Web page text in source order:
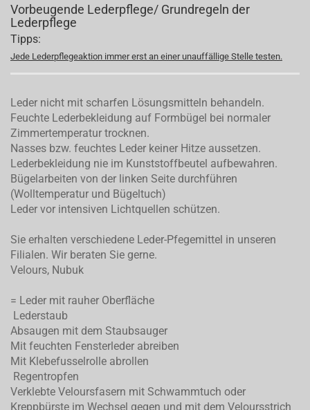
Vorbeugende Lederpflege/ Grundregeln der
Lederpflege
Tipps:
Jede Lederpflegeaktion immer erst an einer unauffällige Stelle testen.
Leder nicht mit scharfen Lösungsmitteln behandeln.
Feuchte Lederbekleidung auf Formbügel bei normaler
Zimmertemperatur trocknen.
Nasses bzw. feuchtes Leder keiner Hitze aussetzen.
Lederbekleidung nie im Kunststoffbeutel aufbewahren.
Bügelarbeiten von der linken Seite durchführen
(Wolltemperatur und Bügeltuch)
Leder vor intensiven Lichtquellen schützen.
Sie erhalten verschiedene Leder-Pfegemittel in unseren
Filialen. Wir beraten Sie gerne.
Velours, Nubuk
= Leder mit rauher Oberfläche
Lederstaub
Absaugen mit dem Staubsauger
Mit feuchten Fensterleder abreiben
Mit Klebefusselrolle abrollen
Regentropfen
Verklebte Veloursfasern mit Schwammtuch oder
Kreppbürste im Wechsel gegen und mit dem Veloursstrich